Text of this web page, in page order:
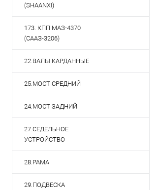
(SHAANXI)
173. КПП МАЗ-4370
(СААЗ-3206)
22.ВАЛЫ КАРДАННЫЕ
25.МОСТ СРЕДНИЙ
24.МОСТ ЗАДНИЙ
27.СЕДЕЛЬНОЕ
УСТРОЙСТВО
28.РАМА
29.ПОДВЕСКА